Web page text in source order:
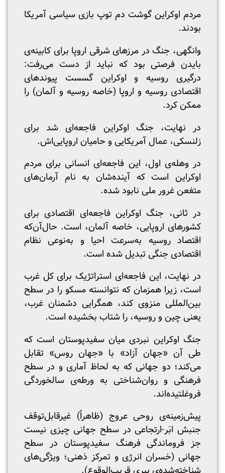
مردم اوکراین گوشت دم توپ بازی سیاسی آمریکا
بودند.
وانگهی، جنگ در مرزهای شرقی اروپا برای کابینه‌ی
بایدن فرصتی بود که نباید از دست می‌رفت:
درگیری روسیه و اوکراین گسست پیوندهای
اقتصادی روسیه و اروپا (خاصه روسیه و آلمان) را
ممکن کرد.
در نهایت، جنگ اوکراین فاجعه‌ای شد برای
زلنسکی، عمال آمریکایی و حامیان اروپایی‌‌اش.
در وهله‌ی اول، این فاجعه‌ای انسانی برای مردم
اوکراین است که آینده‌شان به نام آرمان‌های
متفعن غرور ملی نابود شده.
در ثانی، جنگ اوکراین فاجعه‌ای اقتصادی برای
کشورهای اروپایی، خاصه آلمان، است. حال‌آن‌که
اقتصاد روسیه به‌سرعت احیا و به‌نوعی نظام
اقتصادی جنگی تبدیل شده است.
در نهایت، این فاجعه‌ای استراتژیک برای کل غرب
است، زیرا همزمان که نتوانسته مسکو را در سطح
بین‌المللی منزوی کند، همگرایی دشمنان غرب،
یعنی چین و روسیه، را شتاب بخشیده است.
جنگ اوکراین نبردی میان سفیدپوستان است که
طی آن «جهان آزاد» با «جهان روس» تقابل
می‌کند؛ دو جهانی که به لحاظ آماری و در سطح
فرهنگی و روان‌شناختی به ورطه‌ی سالخوردگی
فروغلتیده‌اند.
پیش‌زمینه‌ی روحی عروج (ظاهراً) غیرقابل‌توقف
جنبش ابَر-ارتجاعی در سطح جهانی چیزی نیست
جز فروماندگی فرهنگ سفیدپوستان در سطح
جهانی (خسران انرژی و تمرکز ذهنی؛ ویژگی‌های